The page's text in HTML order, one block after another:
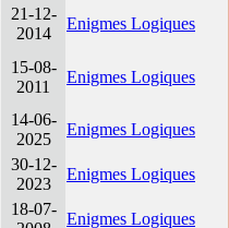
21-12-
2014
Enigmes Logiques
15-08-
2011
Enigmes Logiques
14-06-
2025
Enigmes Logiques
30-12-
2023
Enigmes Logiques
18-07-
Enigmes Logiques